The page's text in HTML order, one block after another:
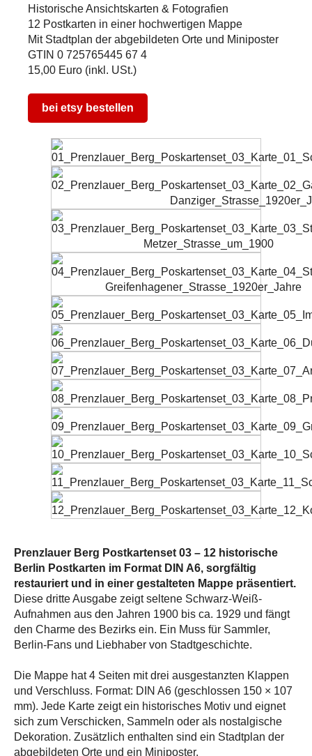
Historische Ansichtskarten & Fotografien
12 Postkarten in einer hochwertigen Mappe
Mit Stadtplan der abgebildeten Orte und Miniposter
GTIN 0 725765445 67 4
15,00 Euro (inkl. USt.)
bei etsy bestellen
Prenzlauer Berg Postkartenset 03 – 12 historische
Berlin Postkarten im Format DIN A6, sorgfältig
restauriert und in einer gestalteten Mappe präsentiert.
Diese dritte Ausgabe zeigt seltene Schwarz-Weiß-
Aufnahmen aus den Jahren 1900 bis ca. 1929 und fängt
den Charme des Bezirks ein. Ein Muss für Sammler,
Berlin-Fans und Liebhaber von Stadtgeschichte.
Die Mappe hat 4 Seiten mit drei ausgestanzten Klappen
und Verschluss. Format: DIN A6 (geschlossen 150 × 107
mm). Jede Karte zeigt ein historisches Motiv und eignet
sich zum Verschicken, Sammeln oder als nostalgische
Dekoration. Zusätzlich enthalten sind ein Stadtplan der
abgebildeten Orte und ein Miniposter.